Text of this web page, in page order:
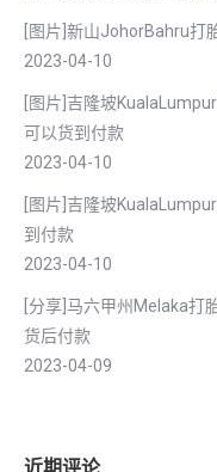
[图片]新山JohorBahru打
2023-04-10
[图片]吉隆坡
可以货到付款
2023-04-10
[图片]吉隆坡
到付款
2023-04-10
[分享]马六甲州Melaka打
货后付款
2023-04-09